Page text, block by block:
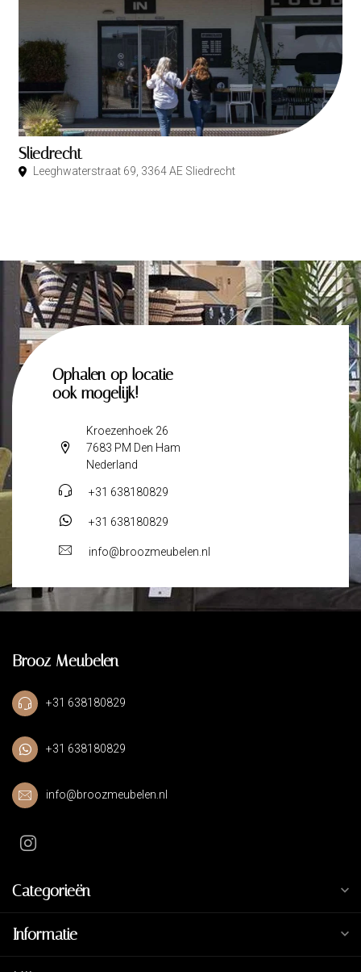
Sliedrecht
Leeghwaterstraat 69, 3364 AE Sliedrecht
Ophalen op locatie
ook mogelijk!
Kroezenhoek 26
7683 PM Den Ham
Nederland
+31 638180829
+31 638180829
info@broozmeubelen.nl
Brooz Meubelen
+31 638180829
+31 638180829
info@broozmeubelen.nl
Categorieën
Informatie